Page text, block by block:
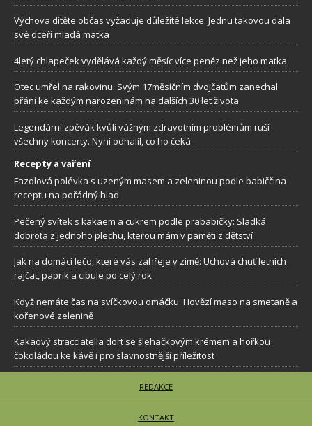
Výchova dítěte občas vyžaduje důležité lekce. Jednu takovou dala
své dceři mladá matka
4letý chlapeček vydělává každý měsíc více peněz než jeho matka
Otec umřel na rakovinu. Svým 17měsíčním dvojčatům zanechal
přání ke každým narozeninám na dalších 30 let života
Legendární zpěvák kvůli vážným zdravotním problémům ruší
všechny koncerty. Nyní odhalil, co ho čeká
Recepty a vaření
Fazolová polévka s uzeným masem a zeleninou podle babiččina
receptu na pořádný hlad
Pečený svítek s kakaem a cukrem podle prababičky: Sladká
dobrota z jednoho plechu, kterou mám v paměti z dětství
Jak na domácí lečo, které vás zahřeje v zimě: Uchová chuť letních
rajčat, paprik a cibule po celý rok
Když nemáte čas na svíčkovou omáčku: Hovězí maso na smetaně a
kořenové zelenině
Kakaový stracciatella dort se šlehačkovým krémem a hořkou
čokoládou ke kávě i pro slavnostnější příležitost
REDAKCE
KONTAKT